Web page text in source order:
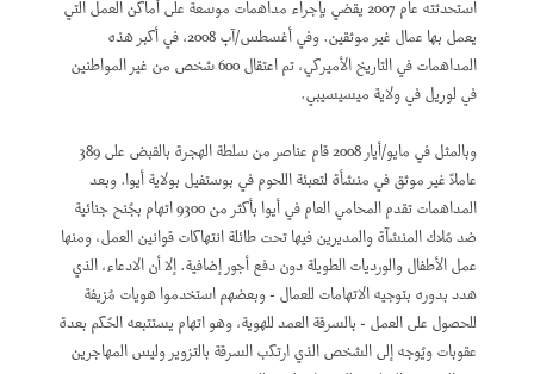
استحدثته عام 2007 يقضي بإجراء مداهمات موسعة على أماكن العمل التي
يعمل بها عمال غير موثقين. وفي أغسطس/آب 2008، في أكبر هذه
المداهمات في التاريخ الأميركي، تم اعتقال 600 شخص من غير المواطنين
في لوريل في ولاية ميسيسيبي.
وبالمثل في مايو/أيار 2008 قام عناصر من سلطة الهجرة بالقبض على 389
عاملاً غير موثق في منشأة لتعبئة اللحوم في بوستفيل بولاية أيوا. وبعد
المداهمات تقدم المحامي العام في أيوا بأكثر من 9300 اتهام بجُنح جنائية
ضد مُلاك المنشآة والمديرين فيها تحت طائلة انتهاكات قوانين العمل، ومنها
عمل الأطفال والورديات الطويلة دون دفع أجور إضافية. إلا أن الادعاء، الذي
هدد بدوره بتوجيه الاتهامات للعمال - وبعضهم استخدموا هويات مُزيفة
للحصول على العمل - بالسرقة العمد للهوية، وهو اتهام يستتبعه الحُكم بعدة
عقوبات ويُوجه إلى الشخص الذي ارتكب السرقة بالتزوير وليس المهاجرين